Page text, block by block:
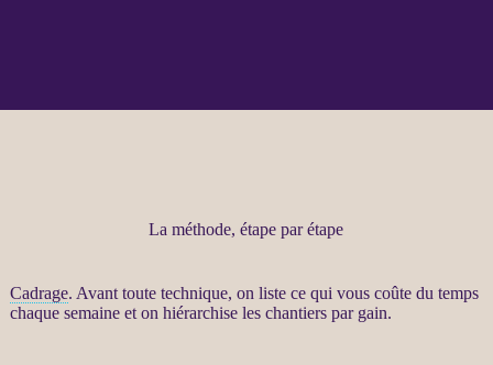
La méthode, étape par étape
Cadrage. Avant toute technique, on liste ce qui vous coûte du temps
chaque semaine et on hiérarchise les chantiers par gain.